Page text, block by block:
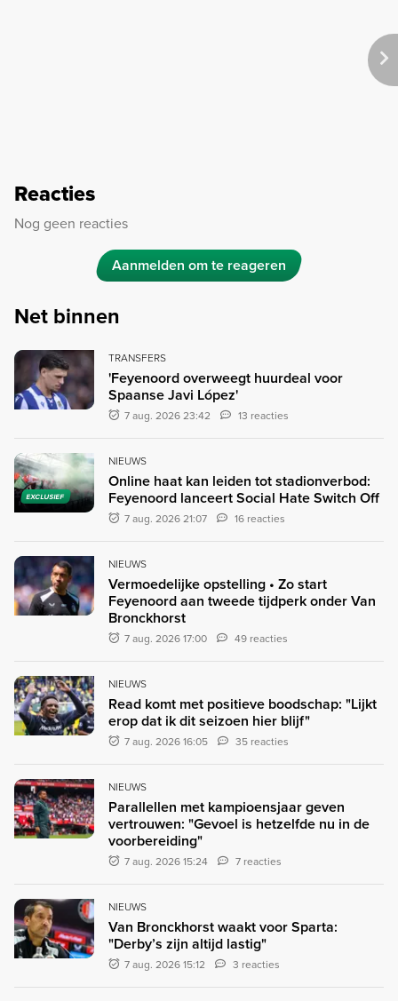
Reacties
Nog geen reacties
Aanmelden om te reageren
Net binnen
TRANSFERS
'Feyenoord overweegt huurdeal voor
Spaanse Javi López'
7 aug. 2026 23:42 13 reacties
EXCLUSIEF
NIEUWS
Online haat kan leiden tot stadionverbod:
Feyenoord lanceert Social Hate Switch Off
7 aug. 2026 21:07 16 reacties
NIEUWS
Vermoedelijke opstelling • Zo start
Feyenoord aan tweede tijdperk onder Van
Bronckhorst
7 aug. 2026 17:00 49 reacties
NIEUWS
Read komt met positieve boodschap: "Lijkt
erop dat ik dit seizoen hier blijf"
7 aug. 2026 16:05 35 reacties
NIEUWS
Parallellen met kampioensjaar geven
vertrouwen: "Gevoel is hetzelfde nu in de
voorbereiding"
7 aug. 2026 15:24 7 reacties
NIEUWS
Van Bronckhorst waakt voor Sparta:
"Derby’s zijn altijd lastig"
7 aug. 2026 15:12 3 reacties